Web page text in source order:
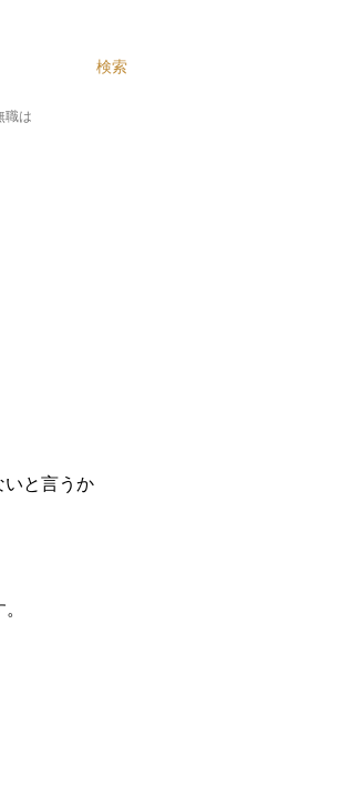
移動
検索
職は
いと言うか